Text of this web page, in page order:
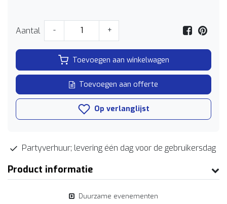
Aantal - +
Toevoegen aan winkelwagen
Toevoegen aan offerte
Op verlanglijst
Partyverhuur; levering één dag voor de gebruikersdag
Product informatie
Duurzame evenementen